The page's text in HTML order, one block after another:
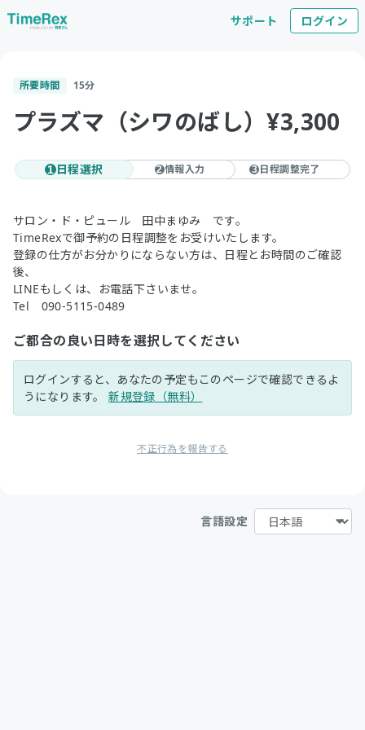
サポート ログイン
所要時間 15分
プラズマ（シワのばし）¥3,300
1 日程選択 2情報入力 3 日程調整完了
サロン・ド・ピュール 田中まゆみ です。
TimeRexで御予約の日程調整をお受けいたします。
登録の仕方がお分かりにならない方は、日程とお時間のご確認
後、
LINEもしくは、お電話下さいませ。
Tel 090-5115-0489
ご都合の良い日時を選択してください
ログインすると、あなたの予定もこのページで確認できるよ
うになります。新規登録（無料）
不正行為を報告する
言語設定